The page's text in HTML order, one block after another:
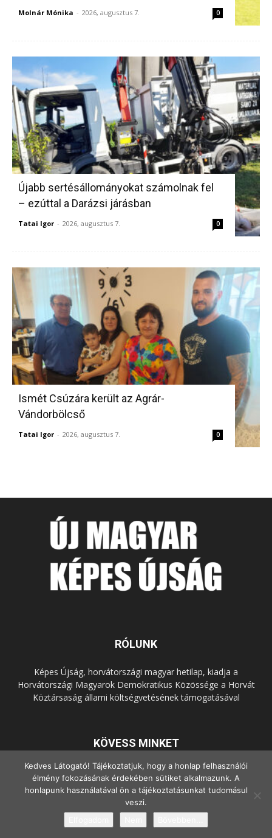
Molnár Mónika - 2026, augusztus 7. 0
Újabb sertésállományokat számolnak fel
– ezúttal a Darázsi járásban
Tatai Igor - 2026, augusztus 7. 0
Ismét Csúzára került az Agrár-
Vándorbölcső
Tatai Igor - 2026, augusztus 7. 0
RÓLUNK
Képes Újság, horvátországi magyar hetilap, kiadja a
Horvátországi Magyarok Demokratikus Közössége a Horvát
Köztársaság állami költségvetésének támogatásával
KÖVESS MINKET
© Copyright - 2022 Minden jog fenntartva.
Kedves Látogató! Tájékoztatjuk, hogy a honlap felhasználói
élmény fokozásának érdekében sütiket alkalmazunk. A
honlapunk használatával ön a tájékoztatásunkat tudomásul
veszi.